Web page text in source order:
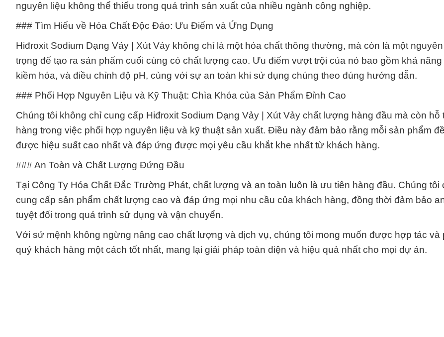
nguyên liệu không thể thiếu trong quá trình sản xuất của nhiều ngành công nghiệp.
### Tìm Hiểu về Hóa Chất Độc Đáo: Ưu Điểm và Ứng Dụng
Hiđroxit Sodium Dạng Vảy | Xút Vảy không chỉ là một hóa chất thông thường, mà còn là một
trọng để tạo ra sản phẩm cuối cùng có chất lượng cao. Ưu điểm vượt trội của nó bao gồm khả
kiềm hóa, và điều chỉnh độ pH, cùng với sự an toàn khi sử dụng chúng theo đúng hướng dẫn.
### Phối Hợp Nguyên Liệu và Kỹ Thuật: Chìa Khóa của Sản Phẩm Đỉnh Cao
Chúng tôi không chỉ cung cấp Hiđroxit Sodium Dạng Vảy | Xút Vảy chất lượng hàng đầu mà còn hỗ
hàng trong việc phối hợp nguyên liệu và kỹ thuật sản xuất. Điều này đảm bảo rằng mỗi sản phẩm
được hiệu suất cao nhất và đáp ứng được mọi yêu cầu khắt khe nhất từ khách hàng.
### An Toàn và Chất Lượng Đứng Đầu
Tại Công Ty Hóa Chất Đắc Trường Phát, chất lượng và an toàn luôn là ưu tiên hàng đầu. Chúng tôi
cung cấp sản phẩm chất lượng cao và đáp ứng mọi nhu cầu của khách hàng, đồng thời đảm bảo
tuyệt đối trong quá trình sử dụng và vận chuyển.
Với sứ mệnh không ngừng nâng cao chất lượng và dịch vụ, chúng tôi mong muốn được hợp tác và
quý khách hàng một cách tốt nhất, mang lại giải pháp toàn diện và hiệu quả nhất cho mọi dự án.